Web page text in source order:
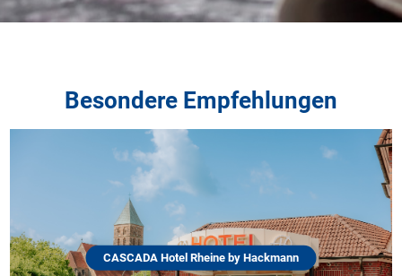
Besondere Empfehlungen
CASCADA Hotel Rheine by Hackmann